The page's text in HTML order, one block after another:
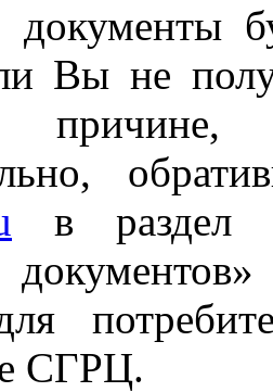
Вы не
причине,
в раздел
СГРЦ.